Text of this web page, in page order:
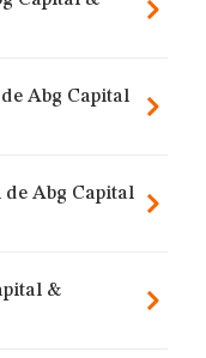
Abg Capital
Abg Capital
&